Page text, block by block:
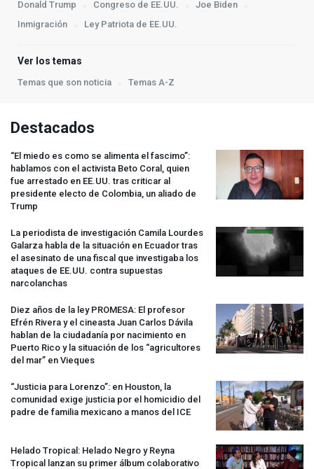
Donald Trump Congreso de EE.UU.
Joe Biden
Inmigración
Ley Patriota de EE.UU.
Ver los temas
Temas que son noticia Temas A-Z
Destacados
“El miedo es como se alimenta el fascimo”:
hablamos con el activista Beto Coral, quien
fue arrestado en EE.UU. tras criticar al
presidente electo de Colombia, un aliado de
Trump
La periodista de investigación Camila Lourdes
Galarza habla de la situación en Ecuador tras
el asesinato de una fiscal que investigaba los
ataques de EE.UU. contra supuestas
narcolanchas
Diez años de la ley PROMESA: El profesor
Efrén Rivera y el cineasta Juan Carlos Dávila
hablan de la ciudadanía por nacimiento en
Puerto Rico y la situación de los “agricultores
del mar” en Vieques
“Justicia para Lorenzo”: en Houston, la
comunidad exige justicia por el homicidio del
padre de familia mexicano a manos del ICE
Helado Tropical: Helado Negro y Reyna
Tropical lanzan su primer álbum colaborativo